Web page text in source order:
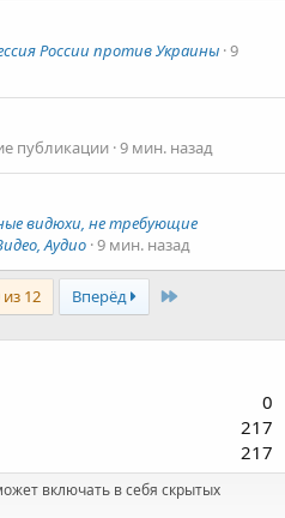
России против Украины 9
публикации 9 мин. назад
видюхи, не требующие
Аудио 9 мин. назад
из 12 Вперёд Last
0
217
217
включать в себя скрытых